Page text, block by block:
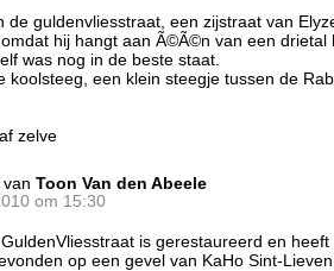
de guldenvliesstraat, een zijstraat van
hij hangt aan Ã©Ã©n van een drietal
was nog in de beste staat.
koolsteeg, een klein steegje tussen de
zelve
Toon Van den Abeele
om 15:30
is gerestaureerd en heeft
op een gevel van KaHo Sint-Lieven